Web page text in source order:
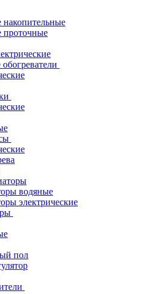
накопительные
проточные
водяные
электрические
пол